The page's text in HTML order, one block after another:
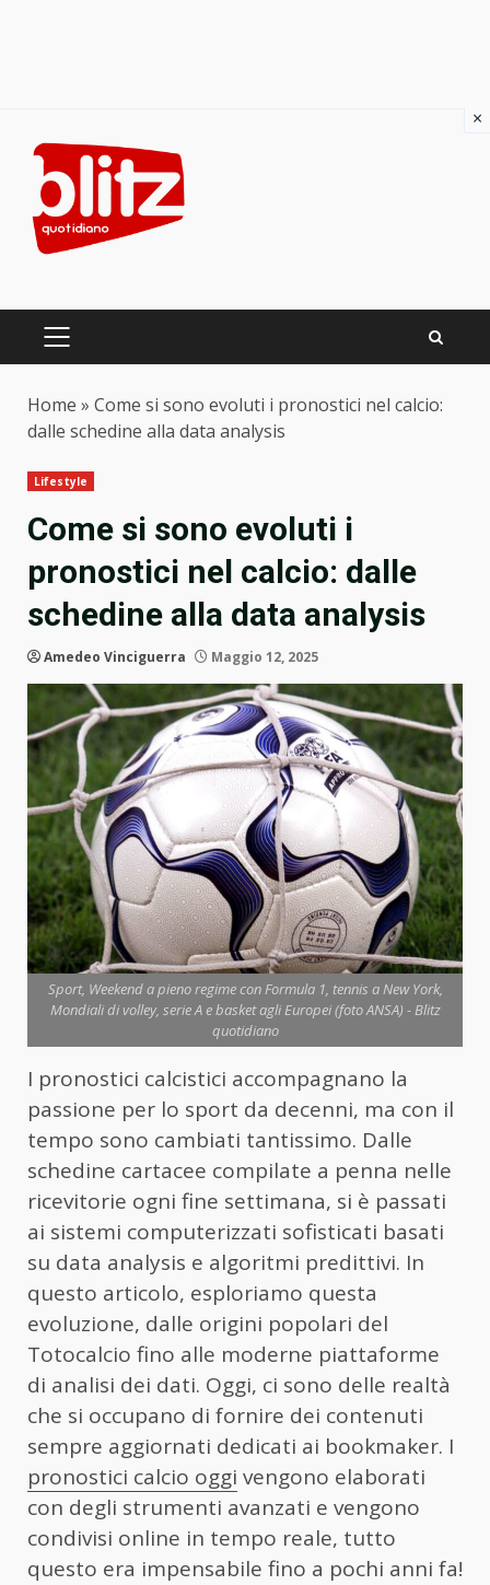
content
PRIMARY
Home » Come si sono evoluti i pronostici nel calcio:
dalle schedine alla data analysis
Lifestyle
Come si sono evoluti i
pronostici nel calcio: dalle
schedine alla data analysis
Amedeo Vinciguerra Maggio 12, 2025
Sport, Weekend a pieno regime con Formula 1, tennis a New York,
Mondiali di volley, serie A e basket agli Europei (foto ANSA) - Blitz
quotidiano
I pronostici calcistici accompagnano la
passione per lo sport da decenni, ma con il
tempo sono cambiati tantissimo. Dalle
schedine cartacee compilate a penna nelle
ricevitorie ogni fine settimana, si è passati
ai sistemi computerizzati sofisticati basati
su data analysis e algoritmi predittivi. In
questo articolo, esploriamo questa
evoluzione, dalle origini popolari del
Totocalcio fino alle moderne piattaforme
di analisi dei dati. Oggi, ci sono delle realtà
che si occupano di fornire dei contenuti
sempre aggiornati dedicati ai bookmaker. I
pronostici calcio oggi vengono elaborati
con degli strumenti avanzati e vengono
condivisi online in tempo reale, tutto
questo era impensabile fino a pochi anni fa!
×